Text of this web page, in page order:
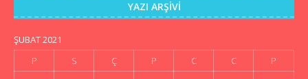
YAZI ARŞIVI
ŞUBAT 2021
P
S Ç P C C
P